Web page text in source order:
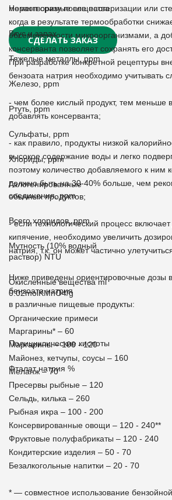
момент сразу после пастеризации или
когда в результате термообработки
обсемененности микроорганизмами, а
консерванта позволяет сохранять его
При разработке конкретной рецептуры
бензоата натрия необходимо учитывать
- чем более кислый продукт, тем меньше
добавлять консерванта;
- как правило, продукты низкой
высокое содержание воды и легко
поэтому количество добавляемого к ним
должно быть на 30-40% больше, чем
обычных продуктов;
- если технологический процесс
кипячение, необходимо увеличить
натрия, т.к. он может частично
Ниже приведены ориентировочные дозы
бензоата натрия
в различные пищевые продукты:
Маргарины* – 60
Маргарины – 100 - 120
Майонез, кетчупы, соусы – 160
Меланж – 70
Пресервы рыбные – 120
Сельдь, килька – 260
Рыбная икра – 100 - 200
Консервированные овощи – 120 - 240**
Фруктовые полуфабрикаты – 120 - 240
Кондитерские изделия – 50 - 70
Безалкогольные напитки – 20 - 70
* — совместное использование
Нерастворимые вещества
Вкус и запах
Тяжелые металлы, ppm
Железо, ppm
Ртуть, ppm
Сульфаты, ppm
Хлориды, ppm
Галогенированные
соединения, ppm
Всего хлоридов, ppm
Мутность (10% водный
раствор) NTU
Окисленные вещества ml
0.02molKМnO4/g
Органические примеси
Полициклические кислоты
Фталат натрия %
СДЕЛАТЬ ЗАКАЗ